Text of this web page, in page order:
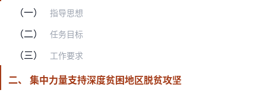
（一）
指导思想
（二） 任务目标
（三） 工作要求
二、 集中力量支持深度贫困地区脱贫攻坚